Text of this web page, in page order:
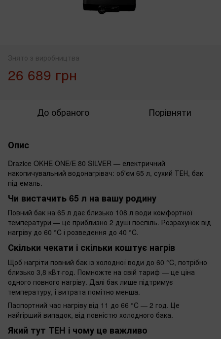
Знято з виробництва
26 689 грн
До обраного Порівняти
Опис
Drazice OKHE ONE/E 80 SILVER — електричний
накопичувальний водонагрівач: обʼєм 65 л, сухий ТЕН, бак
під емаль.
Чи вистачить 65 л на вашу родину
Повний бак на 65 л дає близько 108 л води комфортної
температури — це приблизно 2 душі поспіль. Розрахунок від
нагріву до 60 °C і розведення до 40 °C.
Скільки чекати і скільки коштує нагрів
Щоб нагріти повний бак із холодної води до 60 °C, потрібно
близько 3,8 кВт·год. Помножте на свій тариф — це ціна
одного повного нагріву. Далі бак лише підтримує
температуру, і витрата помітно менша.
Паспортний час нагріву від 11 до 66 °C — 2 год. Це
найгірший випадок, від повністю холодного бака.
Який тут ТЕН і чому це важливо